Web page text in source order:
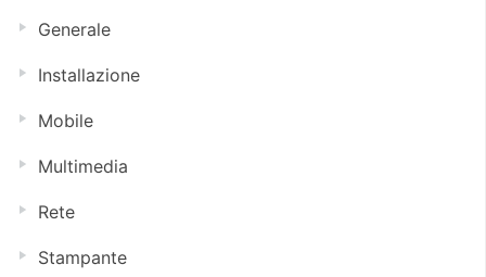
Generale
Installazione
Mobile
Multimedia
Rete
Stampante